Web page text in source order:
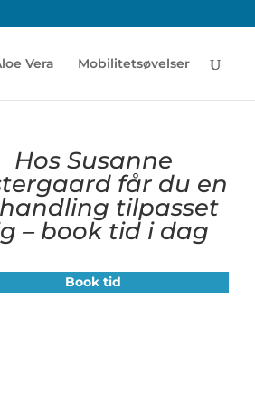
Vera Mobilitetsøvelser
Hos Susanne
får du en
tilpasset
– book tid i dag
Book tid